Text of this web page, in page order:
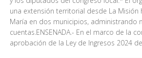
una extensión territorial desde La Misión
María en dos municipios, administrando
cuentas.ENSENADA.- En el marco de la
aprobación de la Ley de Ingresos 2024 de